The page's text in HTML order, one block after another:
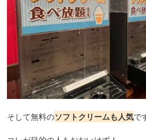
そして無料のソフトクリームも人気で